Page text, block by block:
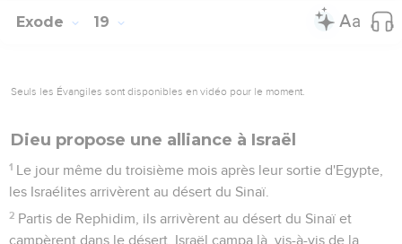
Exode 19
Seuls les Évangiles sont disponibles en vidéo pour le moment.
Dieu propose une alliance à Israël
1 Le jour même du troisième mois après leur sortie d'Egypte,
les Israélites arrivèrent au désert du Sinaï.
2 Partis de Rephidim, ils arrivèrent au désert du Sinaï et
campèrent dans le désert. Israël campa là, vis-à-vis de la